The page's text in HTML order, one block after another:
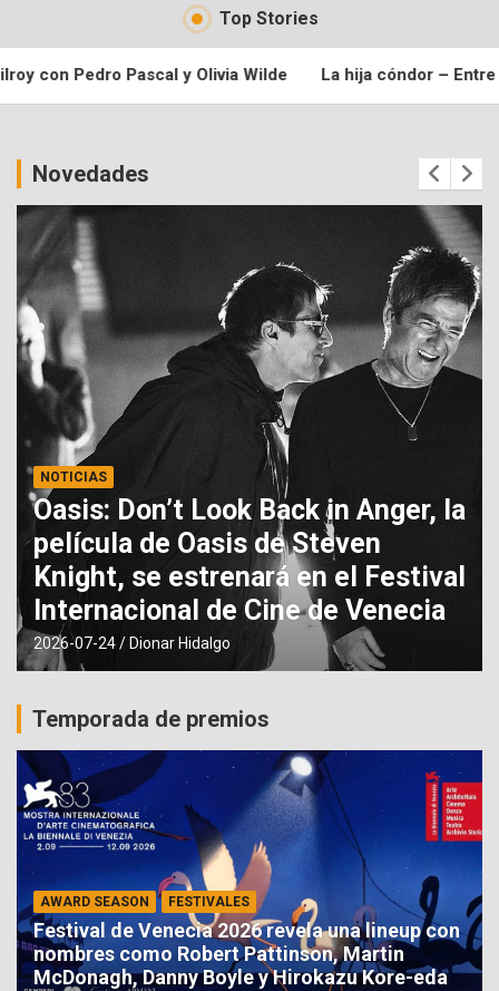
Top Stories
Wilde La hija cóndor – Entre las raíces y los sueños de
Novedades
NOTICIAS
Oasis: Don’t Look Back in Anger, la
película de Oasis de Steven
Knight, se estrenará en el Festival
Internacional de Cine de Venecia
2026-07-24 Dionar Hidalgo
Temporada de premios
AWARD SEASON FESTIVALES
Festival de Venecia 2026 revela una lineup con
nombres como Robert Pattinson, Martin
McDonagh, Danny Boyle y Hirokazu Kore-eda